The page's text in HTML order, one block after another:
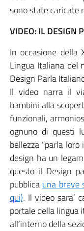
sono state caricate
VIDEO: IL DESIGN
In occasione della
Lingua Italiana del
Design Parla
Il video narra il
bambini alla
funzionali,
ognuno di questi
bellezza “parla
design ha un
questo il Design
pubblica una breve
qui). Il video sara’
portale della lingua
all’interno della